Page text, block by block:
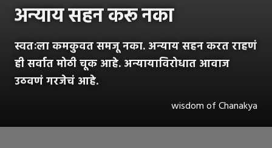
अन्याय सहन करू नका
स्वतःला कमकुवत समजू नका. अन्याय सहन करत राहणं
ही सर्वात मोठी चूक आहे. अन्यायाविरोधात आवाज
उठवणं गरजेचं आहे.
wisdom of Chanakya